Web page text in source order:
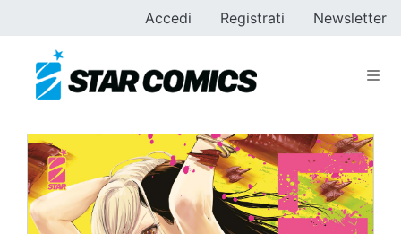
Accedi Registrati Newsletter